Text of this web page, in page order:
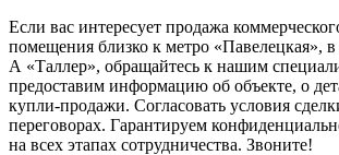
Если вас интересует продажа
помещения близко к метро «Павелецкая»,
А «Таллер», обращайтесь к нашим
предоставим информацию об объекте, о
купли-продажи. Согласовать условия
переговорах. Гарантируем
на всех этапах сотрудничества. Звоните!